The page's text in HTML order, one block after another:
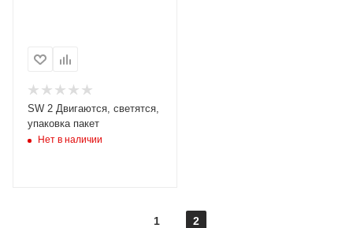
SW 2 Двигаются, светятся,
упаковка пакет
Нет в наличии
1 2